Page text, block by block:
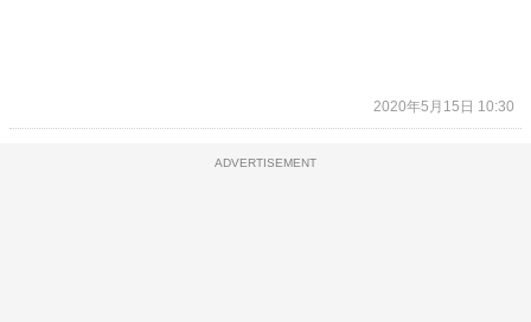
2020年5月15日 10:30
ADVERTISEMENT